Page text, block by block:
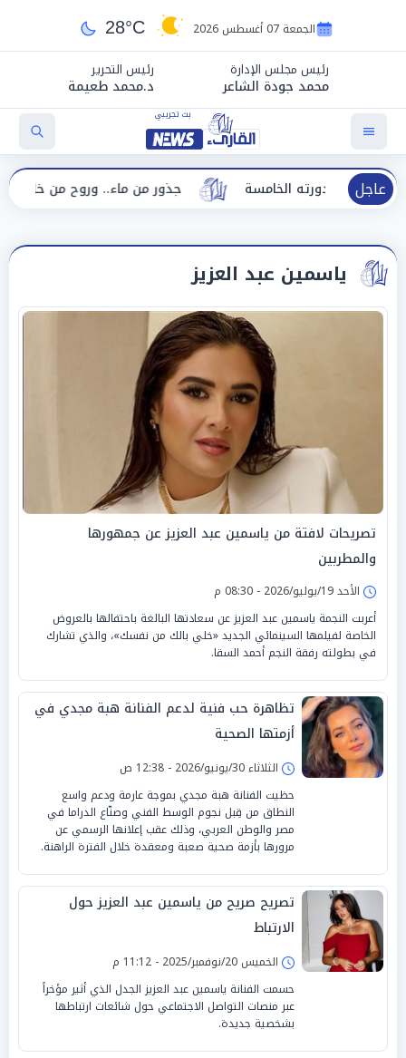
الجمعة 07 أغسطس 2026 28°C
رئيس مجلس الإدارة
محمد جودة الشاعر
رئيس التحرير
د.محمد طعيمة
عاجل جذور من ماء.. وروح من خلود هدى زوين دورته الخامسة
ياسمين عبد العزيز
تصريحات لافتة من ياسمين عبد العزيز عن جمهورها
والمطربين
الأحد 19/يوليو/2026 - 08:30 م
أعربت النجمة ياسمين عبد العزيز عن سعادتها البالغة باحتفالها بالعروض
الخاصة لفيلمها السينمائي الجديد «خلي بالك من نفسك»، والذي تشارك
في بطولته رفقة النجم أحمد السقا.
تظاهرة حب فنية لدعم الفنانة هبة مجدي في
أزمتها الصحية
الثلاثاء 30/يونيو/2026 - 12:38 ص
حظيت الفنانة هبة مجدي بموجة عارمة ودعم واسع
النطاق من قِبل نجوم الوسط الفني وصنّاع الدراما في
مصر والوطن العربي، وذلك عقب إعلانها الرسمي عن
مرورها بأزمة صحية صعبة ومعقدة خلال الفترة الراهنة.
تصريح صريح من ياسمين عبد العزيز حول
الارتباط
الخميس 20/نوفمبر/2025 - 11:12 م
حسمت الفنانة ياسمين عبد العزيز الجدل الذي أثير مؤخراً
عبر منصات التواصل الاجتماعي حول شائعات ارتباطها
بشخصية جديدة.